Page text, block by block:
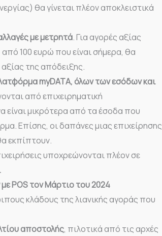
θα γίνεται πλέον αποκλειστικά
με μετρητά. Για αγορές αξίας
100 ευρώ που είναι σήμερα, θα
της απόδειξης.
myDATA, όλων των εσόδων και
από επιχειρηματική
είναι μικρότερα από τα έσοδα που
Επίσης, οι δαπάνες μιας επιχείρησης
εκπίπτουν.
υποχρεώνονται πλέον σε
POS τον Μάρτιο του 2024
κλάδους της λιανικής αγοράς που
αποστολής, πιλοτικά από τις αρχές